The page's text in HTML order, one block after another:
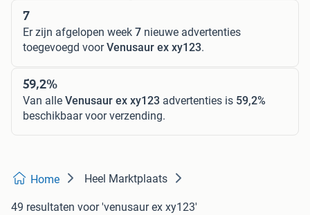
7
Er zijn afgelopen week 7 nieuwe advertenties
toegevoegd voorVenusaur ex xy123.
59,2%
Van alle Venusaur ex xy123 advertenties is 59,2%
beschikbaar voor verzending.
Home Heel Marktplaats
49 resultaten voor 'venusaur ex xy123'